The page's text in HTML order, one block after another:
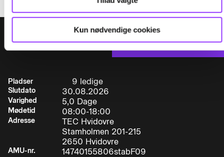
Kun nødvendige cookies
Varighed
5,0 dage
Timer pr. dag
7,4
Deltageren kan efter endt uddannelse føre og
betjene minimum fire forskellige typer
selvkørende gaffelstablere med forskellig
opbygning og udstyr efter gældende
sikkerhedsbestemmelser ved transport af
varierede godstyper i reolgange, snævre rum og
lagerhaller i overensstemmelse med
Tilmeld
Pladser 9 ledige
Slutdato 30.08.2026
Varighed 5,0 Dage
Mødetid 08:00-18:00
Adresse
TEC Hvidovre
Stamholmen 201-215
2650 Hvidovre
AMU-nr. 14740155806stabF09